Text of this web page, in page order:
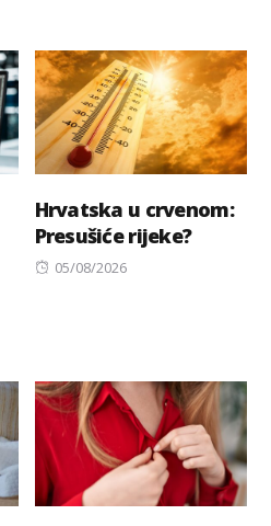
Hrvatska u crvenom:
Presušiće rijeke?
Posted
05/08/2026